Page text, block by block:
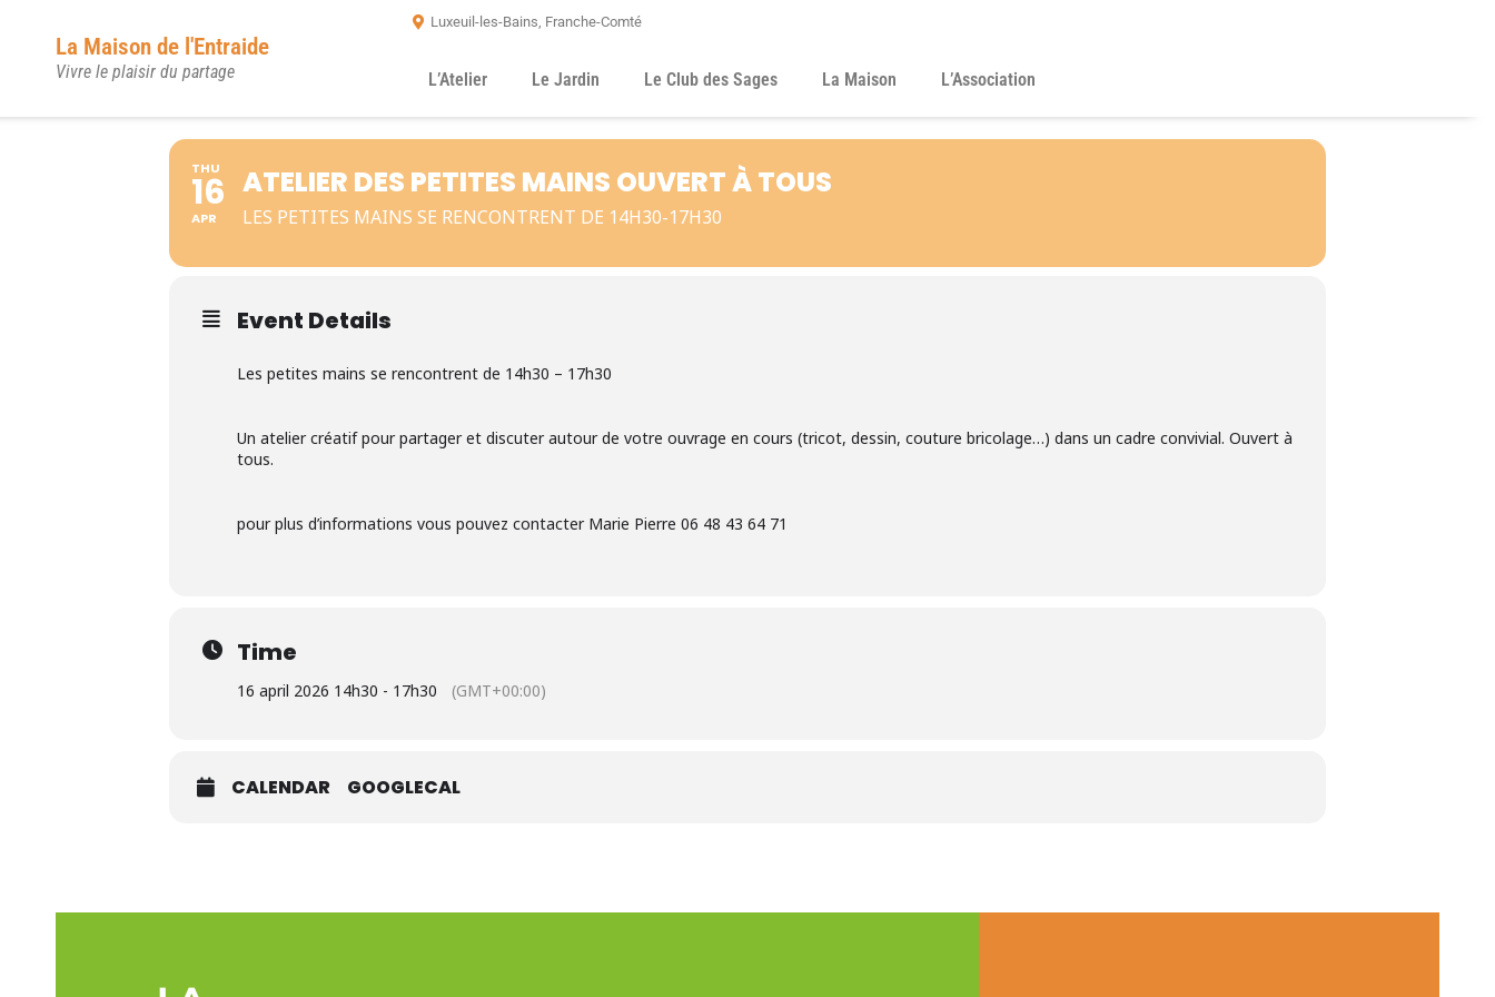
La Maison de l'Entraide
Vivre le plaisir du partage
Luxeuil-les-Bains, Franche-Comté
L’Atelier Le Jardin Le Club des Sages La Maison L’Association
THU
16
APR
ATELIER DES PETITES MAINS OUVERT À TOUS
LES PETITES MAINS SE RENCONTRENT DE 14H30-17H30
Event Details
Les petites mains se rencontrent de 14h30 – 17h30
Un atelier créatif pour partager et discuter autour de votre ouvrage en cours (tricot, dessin, couture bricolage…) dans un cadre convivial. Ouvert à
tous.
pour plus d’informations vous pouvez contacter Marie Pierre 06 48 43 64 71
Time
16 april 2026 14h30 - 17h30 (GMT+00:00)
CALENDAR GOOGLECAL